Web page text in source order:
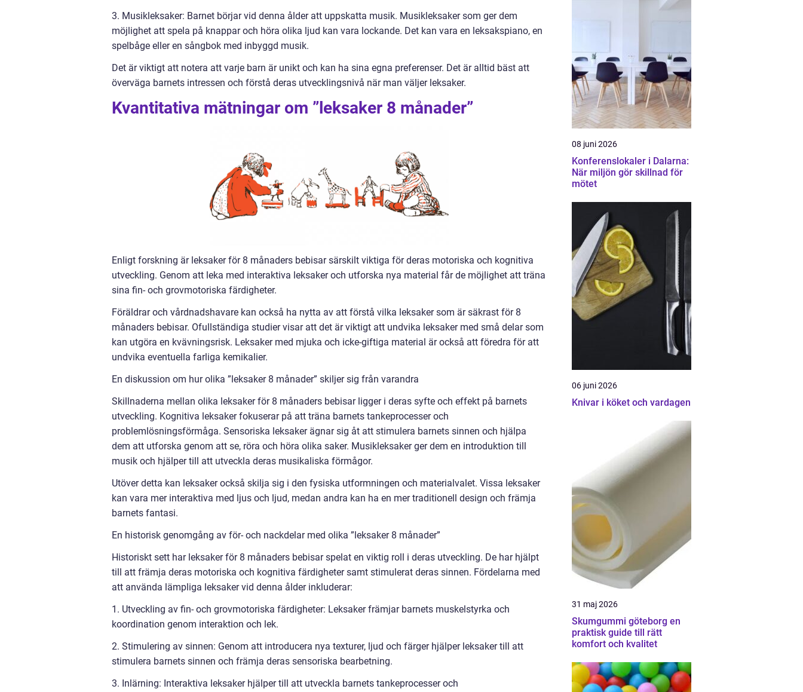
3. Musikleksaker: Barnet börjar vid denna ålder att uppskatta musik. Musikleksaker som ger dem
möjlighet att spela på knappar och höra olika ljud kan vara lockande. Det kan vara en leksakspiano, en
spelbåge eller en sångbok med inbyggd musik.
Det är viktigt att notera att varje barn är unikt och kan ha sina egna preferenser. Det är alltid bäst att
överväga barnets intressen och förstå deras utvecklingsnivå när man väljer leksaker.
Kvantitativa mätningar om ”leksaker 8 månader”
Enligt forskning är leksaker för 8 månaders bebisar särskilt viktiga för deras motoriska och kognitiva
utveckling. Genom att leka med interaktiva leksaker och utforska nya material får de möjlighet att träna
sina fin- och grovmotoriska färdigheter.
Föräldrar och vårdnadshavare kan också ha nytta av att förstå vilka leksaker som är säkrast för 8
månaders bebisar. Ofullständiga studier visar att det är viktigt att undvika leksaker med små delar som
kan utgöra en kvävningsrisk. Leksaker med mjuka och icke-giftiga material är också att föredra för att
undvika eventuella farliga kemikalier.
En diskussion om hur olika ”leksaker 8 månader” skiljer sig från varandra
Skillnaderna mellan olika leksaker för 8 månaders bebisar ligger i deras syfte och effekt på barnets
utveckling. Kognitiva leksaker fokuserar på att träna barnets tankeprocesser och
problemlösningsförmåga. Sensoriska leksaker ägnar sig åt att stimulera barnets sinnen och hjälpa
dem att utforska genom att se, röra och höra olika saker. Musikleksaker ger dem en introduktion till
musik och hjälper till att utveckla deras musikaliska förmågor.
Utöver detta kan leksaker också skilja sig i den fysiska utformningen och materialvalet. Vissa leksaker
kan vara mer interaktiva med ljus och ljud, medan andra kan ha en mer traditionell design och främja
barnets fantasi.
En historisk genomgång av för- och nackdelar med olika ”leksaker 8 månader”
Historiskt sett har leksaker för 8 månaders bebisar spelat en viktig roll i deras utveckling. De har hjälpt
till att främja deras motoriska och kognitiva färdigheter samt stimulerat deras sinnen. Fördelarna med
att använda lämpliga leksaker vid denna ålder inkluderar:
1. Utveckling av fin- och grovmotoriska färdigheter: Leksaker främjar barnets muskelstyrka och
koordination genom interaktion och lek.
2. Stimulering av sinnen: Genom att introducera nya texturer, ljud och färger hjälper leksaker till att
stimulera barnets sinnen och främja deras sensoriska bearbetning.
3. Inlärning: Interaktiva leksaker hjälper till att utveckla barnets tankeprocesser och
08 juni 2026
Konferenslokaler i Dalarna:
När miljön gör skillnad för
mötet
06 juni 2026
Knivar i köket och vardagen
31 maj 2026
Skumgummi göteborg en
praktisk guide till rätt
komfort och kvalitet